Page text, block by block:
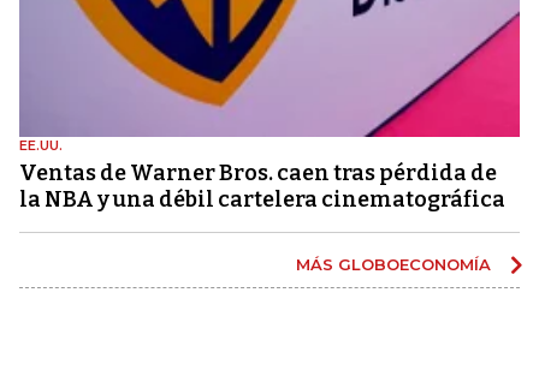
EE.UU.
Ventas de Warner Bros. caen tras pérdida de
la NBA y una débil cartelera cinematográfica
MÁS GLOBOECONOMÍA